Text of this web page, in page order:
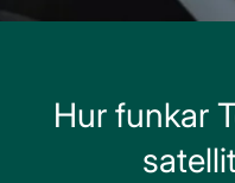
Hur funkar